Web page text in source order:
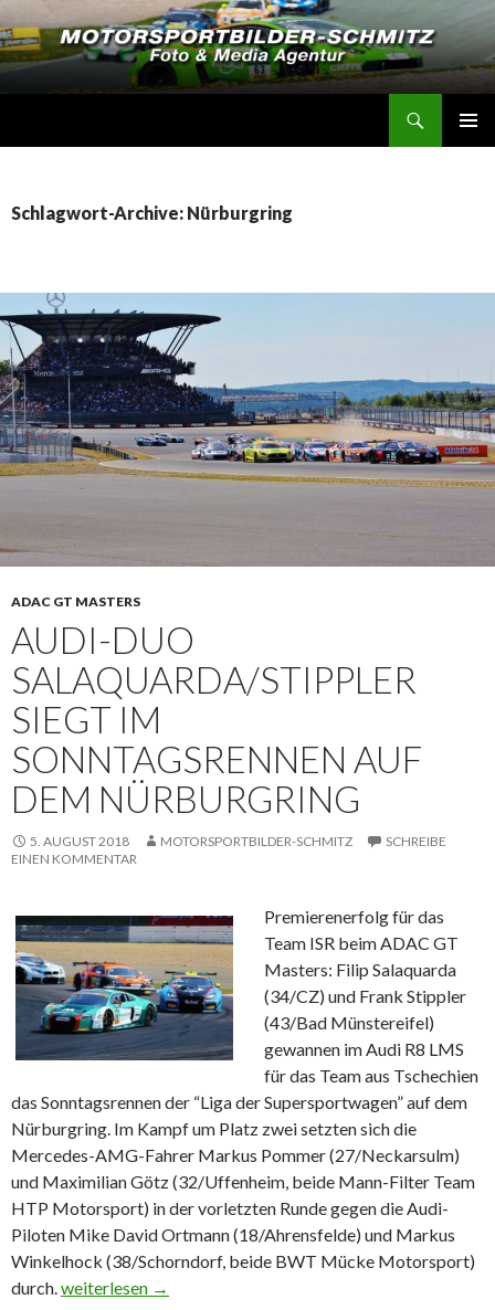
Schlagwort-Archive: Nürburgring
ADAC GT MASTERS
AUDI-DUO
SALAQUARDA/STIPPLER
SIEGT IM
SONNTAGSRENNEN AUF
DEM NÜRBURGRING
5. AUGUST 2018 MOTORSPORTBILDER-SCHMITZ
SCHREIBE
EINEN KOMMENTAR
Premierenerfolg für das
Team ISR beim ADAC GT
Masters: Filip Salaquarda
(34/CZ) und Frank Stippler
(43/Bad Münstereifel)
gewannen im Audi R8 LMS
für das Team aus Tschechien
das Sonntagsrennen der “Liga der Supersportwagen” auf dem
Nürburgring. Im Kampf um Platz zwei setzten sich die
Mercedes-AMG-Fahrer Markus Pommer (27/Neckarsulm)
und Maximilian Götz (32/Uffenheim, beide Mann-Filter Team
HTP Motorsport) in der vorletzten Runde gegen die Audi-
Piloten Mike David Ortmann (18/Ahrensfelde) und Markus
Winkelhock (38/Schorndorf, beide BWT Mücke Motorsport)
durch.Audi-Duo Salaquarda/Stippler siegt im Sonntagsrennen
weiterlesen →